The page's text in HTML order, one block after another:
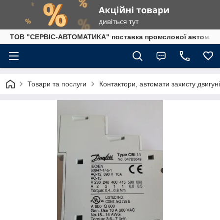
ТОВ "СЕРВІС-АВТОМАТИКА" поставка промслової
Товари та послуги Контактори, автомати захисту